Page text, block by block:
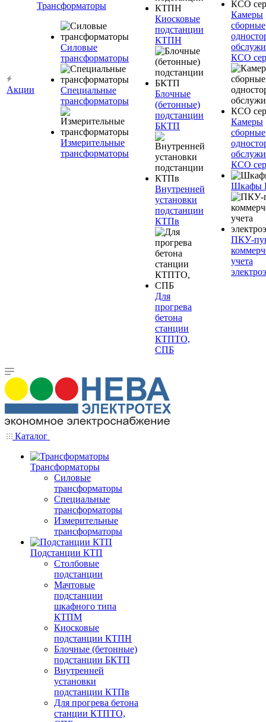
Акции
Трансформаторы
Силовые
трансформаторы
Специальные
трансформаторы
Измерительные
трансформаторы
Киосковые
подстанции
КТПН
Блочные
(бетонные)
подстанции
БКТП
Внутренней
установки
подстанции
КТПв
Для
прогрева
бетона
станции
КТПТО,
СПБ
Камеры
сборные
КСО
Камеры
сборные
КСО
Шкафы
ПКУ-
учета
Каталог
Трансформаторы
Силовые
трансформаторы
Специальные
трансформаторы
Измерительные
трансформаторы
Подстанции КТП
Столбовые
подстанции
Мачтовые
подстанции
шкафного типа
КТПМ
Киосковые
подстанции КТПН
Блочные (бетонные)
подстанции БКТП
Внутренней
установки
подстанции КТПв
Для прогрева бетона
станции КТПТО,